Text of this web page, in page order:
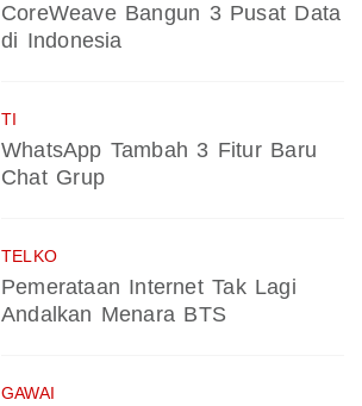
CoreWeave Bangun 3 Pusat Data
di Indonesia
TI
WhatsApp Tambah 3 Fitur Baru
Chat Grup
TELKO
Pemerataan Internet Tak Lagi
Andalkan Menara BTS
GAWAI